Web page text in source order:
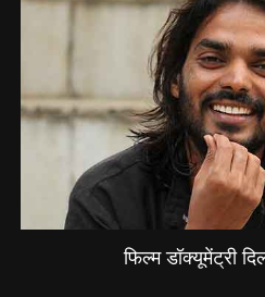
फिल्म डॉक्यूमेंट्री